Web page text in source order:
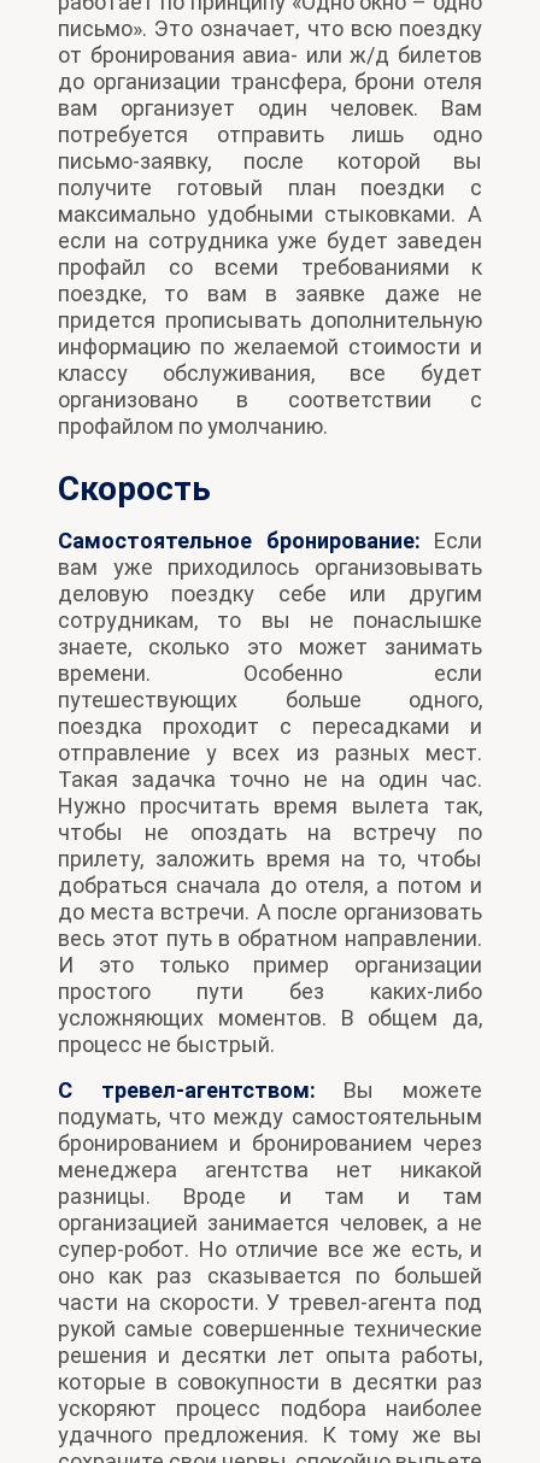
письмо». Это означает, что всю поездку
от бронирования авиа- или ж/д билетов
до организации трансфера, брони отеля
вам организует один человек. Вам
потребуется отправить лишь одно
письмо-заявку, после которой вы
получите готовый план поездки с
максимально удобными стыковками. А
если на сотрудника уже будет заведен
профайл со всеми требованиями к
поездке, то вам в заявке даже не
придется прописывать дополнительную
информацию по желаемой стоимости и
классу обслуживания, все будет
организовано в соответствии с
профайлом по умолчанию.
Скорость
Самостоятельное бронирование: Если
вам уже приходилось организовывать
деловую поездку себе или другим
сотрудникам, то вы не понаслышке
знаете, сколько это может занимать
времени. Особенно если
путешествующих больше одного,
поездка проходит с пересадками и
отправление у всех из разных мест.
Такая задачка точно не на один час.
Нужно просчитать время вылета так,
чтобы не опоздать на встречу по
прилету, заложить время на то, чтобы
добраться сначала до отеля, а потом и
до места встречи. А после организовать
весь этот путь в обратном направлении.
И это только пример организации
простого пути без каких-либо
усложняющих моментов. В общем да,
процесс не быстрый.
С тревел-агентством:
Вы можете
подумать, что между самостоятельным
бронированием и бронированием через
менеджера агентства нет никакой
разницы. Вроде и там и там
организацией занимается человек, а не
супер-робот. Но отличие все же есть, и
оно как раз сказывается по большей
части на скорости. У тревел-агента под
рукой самые совершенные технические
решения и десятки лет опыта работы,
которые в совокупности в десятки раз
ускоряют процесс подбора наиболее
удачного предложения. К тому же вы